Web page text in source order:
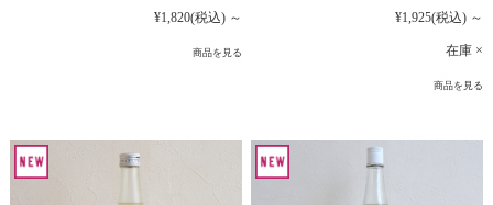
¥1,820(税込) ～
商品を見る
¥1,925(税込) ～
在庫 ×
商品を見る